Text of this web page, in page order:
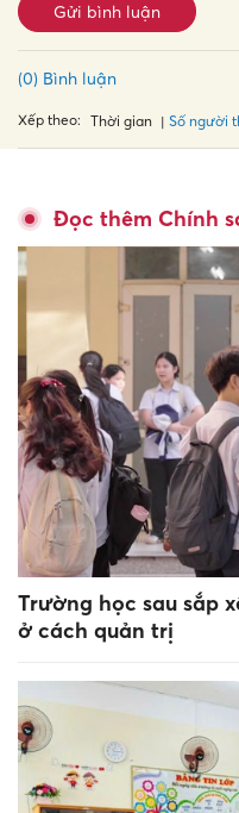
Gửi bình luận
(0) Bình luận
Xếp theo: Thời gian Số người
Đọc thêm Chính
Trường học sau sắp
ở cách quản trị